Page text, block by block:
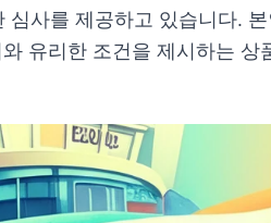
심사를 제공하고 있습니다. 본
유리한 조건을 제시하는 상